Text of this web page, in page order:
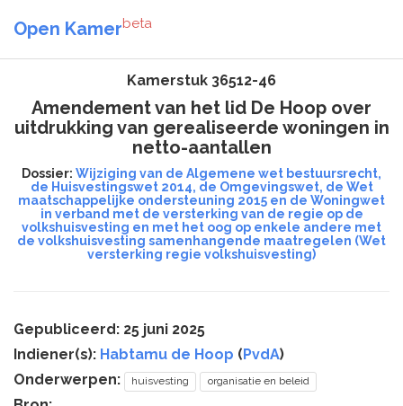
Open Kamerbeta
Kamerstuk 36512-46
Amendement van het lid De Hoop over
uitdrukking van gerealiseerde woningen in
netto-aantallen
Dossier: Wijziging van de Algemene wet bestuursrecht,
de Huisvestingswet 2014, de Omgevingswet, de Wet
maatschappelijke ondersteuning 2015 en de Woningwet
in verband met de versterking van de regie op de
volkshuisvesting en met het oog op enkele andere met
de volkshuisvesting samenhangende maatregelen (Wet
versterking regie volkshuisvesting)
Gepubliceerd: 25 juni 2025
Indiener(s): Habtamu de Hoop (PvdA)
Onderwerpen:
huisvesting organisatie en beleid